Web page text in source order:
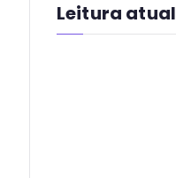
Leitura atual